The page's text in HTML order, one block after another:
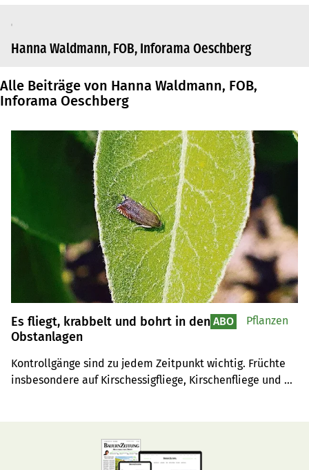
Hanna Waldmann, FOB, Inforama Oeschberg
Alle Beiträge von Hanna Waldmann, FOB,
Inforama Oeschberg
Es fliegt, krabbelt und bohrt in den
Obstanlagen
Kontrollgänge sind zu jedem Zeitpunkt wichtig. Früchte
insbesondere auf Kirschessigfliege, Kirschenfliege und
ABO Pflanzen